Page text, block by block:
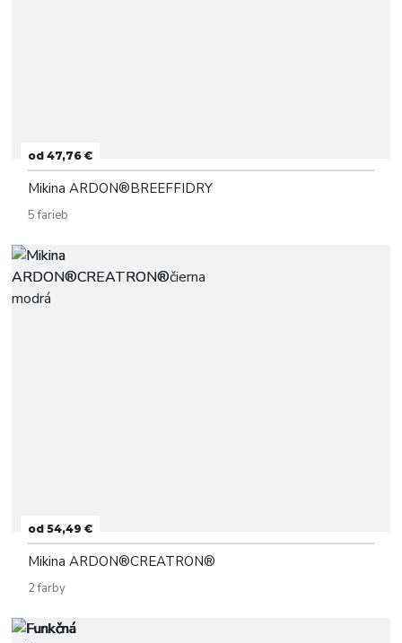
od 47,76 €
Mikina ARDON®BREEFFIDRY
5 farieb
od 54,49 €
Mikina ARDON®CREATRON®
2 farby